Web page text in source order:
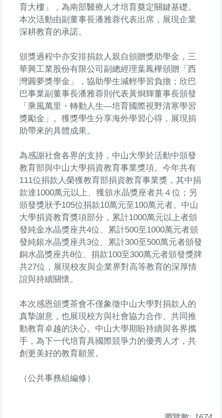
育大樓」，為南部醫療人才培育奠定關鍵基礎。
本次活動由副董事長潘雅蓉代表出席，展現企業
深耕教育的承諾。
頒獎過程中亦安排捐款人親自頒贈獎助學金，三
華興工業股份有限公司副總經理葉鳳樺頒贈「西
灣圓夢獎學金」，協助學生減輕學習負擔；欣巴
巴事業副董事長潘雅蓉則代表黃烱輝董事長頒發
「乘風萬里・轉動人生—培育國際視野清寒學習
獎勵金」。獲獎學生分享海外學習心得，展現捐
助帶來的具體成果。
為感謝社會各界的支持，中山大學於活動中頒發
教育部與中山大學捐資教育事業獎項。今年共有
111位捐款人榮獲教育部捐資教育事業獎，其中捐
款達1000萬元以上、獲頒水晶獎座者共４位；另
頒發獎狀予105位捐款10萬元至100萬元者。中山
大學捐資教育獎項部分，累計1000萬元以上者頒
發純金水晶獎座共4位、累計500至1000萬元者頒
發純銀水晶獎座共3位、累計300至500萬元者頒發
銅水晶獎座共8位、捐款100至300萬元者頒發獎牌
共27位，展現校友與企業界對高等教育的深厚情
誼與持續關懷。
本次感恩頒獎茶會不僅象徵中山大學對捐款人的
真摯謝意，也展現校方與社會協力合作、共同推
動教育卓越的決心。中山大學期盼持續與各界攜
手，為下一代培育具國際競爭力的優秀人才，共
創更美好的教育願景。
（公共事務組編修）